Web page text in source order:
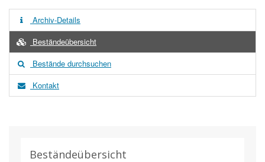
Archiv-Details
Beständeübersicht
Bestände durchsuchen
Kontakt
Beständeübersicht